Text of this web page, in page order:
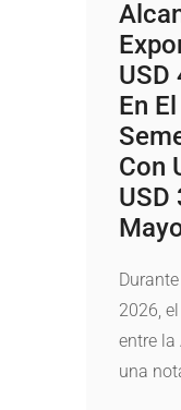
En
Con
USD
2026,
entre la
una